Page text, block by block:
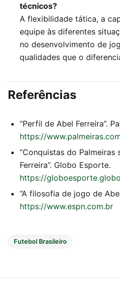
técnicos?
A flexibilidade tática, a
equipe às diferentes
no desenvolvimento de
qualidades que o
Referências
“Perfil de Abel Ferreira”.
https://
“Conquistas do
Ferreira”. Globo Esporte.
https://
“A filosofia de jogo de
https://www.espn.com.br
Futebol Brasileiro